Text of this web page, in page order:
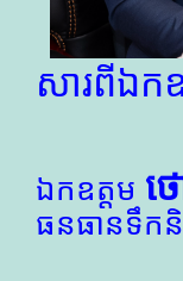
សារពីឯកឧ
ឯកឧត្តម ថ
ធនធានទឹ